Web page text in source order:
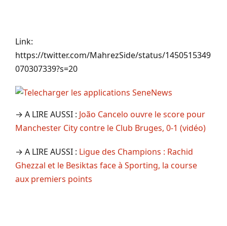
Link:
https://twitter.com/MahrezSide/status/1450515349
070307339?s=20
→ A LIRE AUSSI : João Cancelo ouvre le score pour
Manchester City contre le Club Bruges, 0-1 (vidéo)
→ A LIRE AUSSI : Ligue des Champions : Rachid
Ghezzal et le Besiktas face à Sporting, la course
aux premiers points